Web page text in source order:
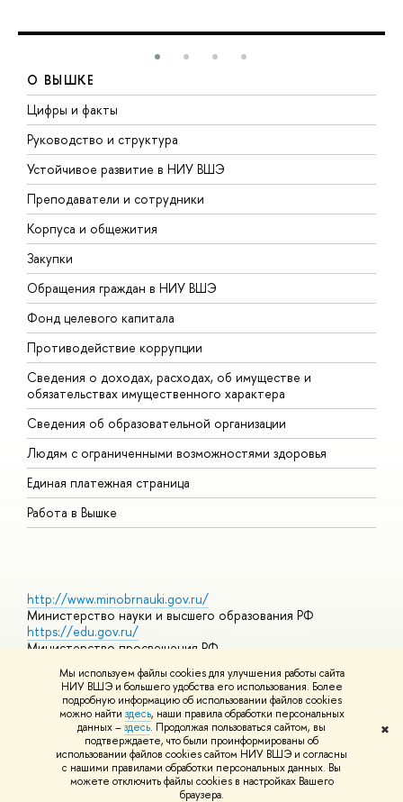
Мы используем файлы cookies для улучшения работы сайта
НИУ ВШЭ и большего удобства его использования. Более
подробную информацию об использовании файлов cookies
можно найти здесь, наши правила обработки персональных
данных –здесь. Продолжая пользоваться сайтом, вы
подтверждаете, что были проинформированы об
использовании файлов cookies сайтом НИУ ВШЭ и согласны
с нашими правилами обработки персональных данных. Вы
можете отключить файлы cookies в настройках Вашего
браузера.
✖
О ВЫШКЕ
Цифры и факты
Руководство и структура
Устойчивое развитие в НИУ ВШЭ
Преподаватели и сотрудники
Корпуса и общежития
Закупки
Обращения граждан в НИУ ВШЭ
Фонд целевого капитала
Противодействие коррупции
Сведения о доходах, расходах, об имуществе и
обязательствах имущественного характера
Сведения об образовательной организации
Людям с ограниченными возможностями здоровья
Единая платежная страница
Работа в Вышке
http://www.minobrnauki.gov.ru/
Министерство науки и высшего образования РФ
https://edu.gov.ru/
Министерство просвещения РФ
https://elearning.hse.ru/mooc
Массовые открытые онлайн-курсы
© НИУ ВШЭ 1993–2026 Адреса и контактыУсловия
использования материалов Политика конфиденциальности
Шрифты HSE Sans и HSE Slab разработаны вШколе дизайна НИУ